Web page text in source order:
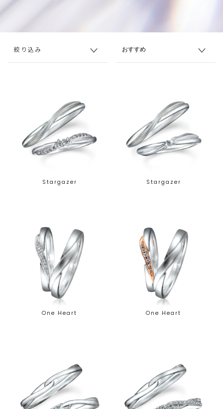
絞り込み
Stargazer Stargazer
One Heart One Heart